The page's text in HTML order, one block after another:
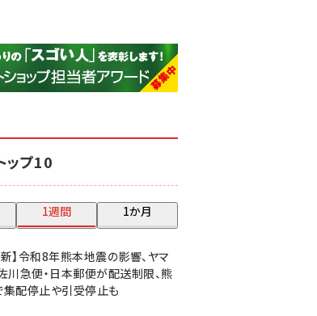
アスクル (1119)
base (1077)
ップ10
1週間 1か月
】令和8年熊本地震の影響、ヤマ
川急便・日本郵便が配送制限、熊
集配停止や引受停止も